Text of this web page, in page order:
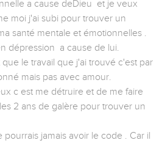
a cause deDieu  et je veux
moi j'ai subi pour trouver un
santé mentale et émotionnelles .
dépression  a cause de lui.
que le travail que j'ai trouvé c'est par
mais pas avec amour.
c est me détruire et de me faire
2 ans de galère pour trouver un
jamais avoir le code . Car il